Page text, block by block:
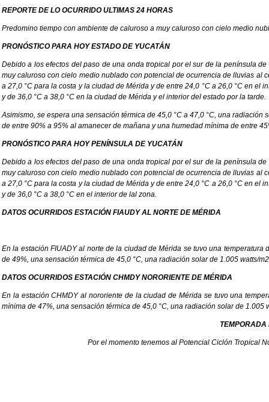
REPORTE DE LO OCURRIDO ULTIMAS 24 HORAS
Predomino tiempo con ambiente de caluroso a muy caluroso con cielo medio
PRONÓSTICO PARA HOY ESTADO DE YUCATÁN
Debido a los efectos del paso de una onda tropical por el sur de la península
muy caluroso con cielo medio nublado con potencial de ocurrencia de lluvias al
a 27,0 °C para la costa y la ciudad de Mérida y de entre 24,0 °C a 26,0 °C en
y de 36,0 °C a 38,0 °C en la ciudad de Mérida y el interior del estado por la tarde.
Asimismo, se espera una sensación térmica de 45,0 °C a 47,0 °C, una
de entre 90% a 95% al amanecer de mañana y una humedad mínima de entre
PRONÓSTICO PARA HOY PENÍNSULA DE YUCATÁN
Debido a los efectos del paso de una onda tropical por el sur de la península
muy caluroso con cielo medio nublado con potencial de ocurrencia de lluvias al
a 27,0 °C para la costa y la ciudad de Mérida y de entre 24,0 °C a 26,0 °C en
y de 36,0 °C a 38,0 °C en el interior de lal zona.
DATOS OCURRIDOS ESTACIÓN FIAUDY AL NORTE DE MÉRIDA
En la estación FIUADY al norte de la ciudad de Mérida se tuvo una
de 49%, una sensación térmica de 45,0 °C, una radiación solar de 1.005 watts/
DATOS OCURRIDOS ESTACIÓN CHMDY NORORIENTE DE MÉRIDA
En la estación CHMDY al nororiente de la ciudad de Mérida se tuvo una
mínima de 47%, una sensación térmica de 45,0 °C, una radiación solar de
TEMPORADA
Por el momento tenemos al Potencial Ciclón Tropical